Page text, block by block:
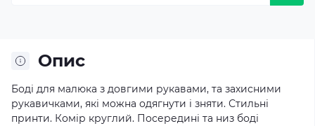
Опис
Боді для малюка з довгими рукавами, та захисними
рукавичками, які можна одягнути і зняти. Стильні
принти. Комір круглий. Посередині та низ боді